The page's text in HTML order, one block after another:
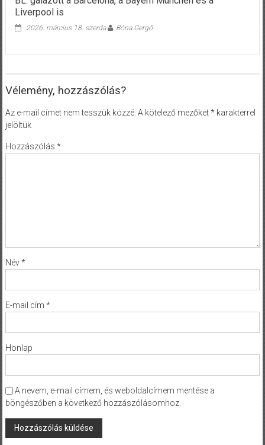
Liverpool is
2026. március 18. szerda Bóna Gergő
Vélemény, hozzászólás?
Az e-mail címet nem tesszük közzé. A kötelező mezőket*karakterrel
jelöltük
Hozzászólás *
Név*
E-mail cím *
Honlap
A nevem, e-mail címem, és weboldalcímem mentése a
böngészőben a következő hozzászólásomhoz.